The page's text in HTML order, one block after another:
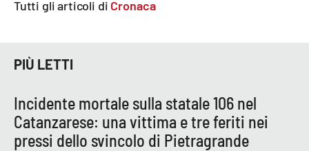
Leggendo Alvaro insieme
Le perfidie di Antonella Grippo
Tutti gli articoli di Cronaca
PIÙ LETTI
Incidente mortale sulla statale 106 nel
Catanzarese: una vittima e tre feriti nei
pressi dello svincolo di Pietragrande